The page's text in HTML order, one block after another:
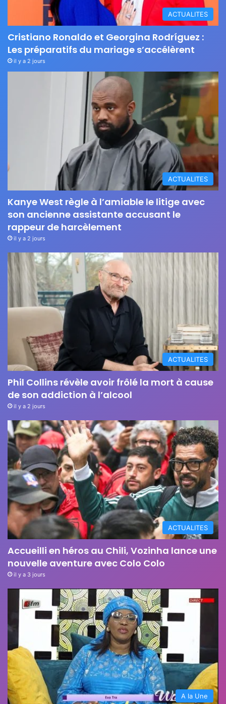
ACTUALITES
Cristiano Ronaldo et Georgina Rodríguez :
Les préparatifs du mariage s’accélèrent
il y a 2 jours
ACTUALITES
Kanye West règle à l’amiable le litige avec
son ancienne assistante accusant le
rappeur de harcèlement
il y a 2 jours
ACTUALITES
Phil Collins révèle avoir frôlé la mort à cause
de son addiction à l’alcool
il y a 2 jours
ACTUALITES
Accueilli en héros au Chili, Vozinha lance une
nouvelle aventure avec Colo Colo
il y a 3 jours
A la Une